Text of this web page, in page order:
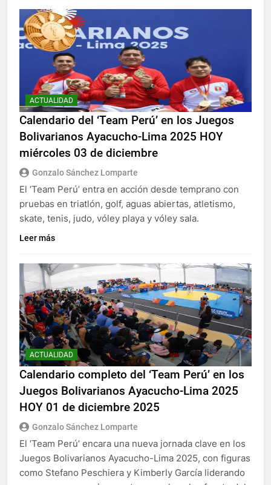
ACTUALIDAD
Calendario del ‘Team Perú’ en los Juegos
Bolivarianos Ayacucho-Lima 2025 HOY
miércoles 03 de diciembre
Gonzalo Sánchez Lomparte
El ‘Team Perú’ entra en acción desde temprano con
pruebas en triatlón, golf, aguas abiertas, atletismo,
skate, tenis, judo, vóley playa y vóley sala.
Leer más
ACTUALIDAD
Calendario completo del ‘Team Perú’ en los
Juegos Bolivarianos Ayacucho-Lima 2025
HOY 01 de diciembre 2025
Gonzalo Sánchez Lomparte
El ‘Team Perú’ encara una nueva jornada clave en los
Juegos Bolivarianos Ayacucho-Lima 2025, con figuras
como Stefano Peschiera y Kimberly García liderando